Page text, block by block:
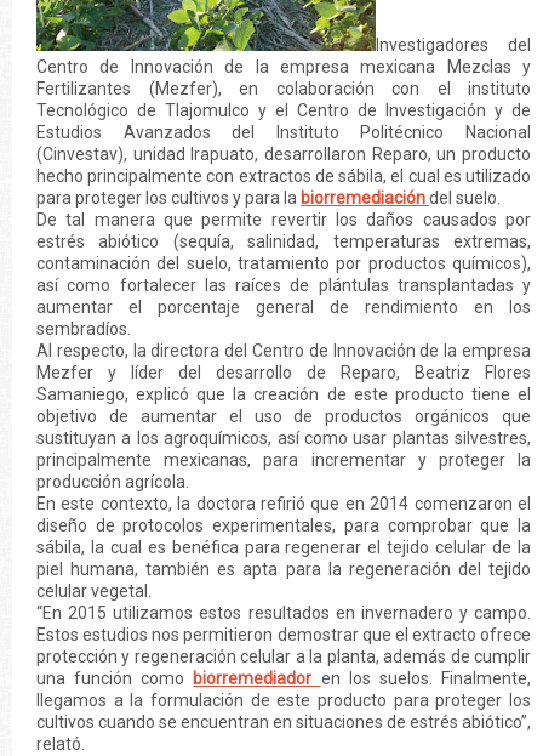
Investigadores del
Centro de Innovación de la empresa mexicana Mezclas y
Fertilizantes (Mezfer), en colaboración con el instituto
Tecnológico de Tlajomulco y el Centro de Investigación y de
Estudios Avanzados del Instituto Politécnico Nacional
(Cinvestav), unidad Irapuato, desarrollaron Reparo, un producto
hecho principalmente con extractos de sábila, el cual es utilizado
para proteger los cultivos y para la biorremediacióndel suelo.
De tal manera que permite revertir los daños causados por
estrés abiótico (sequía, salinidad, temperaturas extremas,
contaminación del suelo, tratamiento por productos químicos),
así como fortalecer las raíces de plántulas transplantadas y
aumentar el porcentaje general de rendimiento en los
sembradíos.
Al respecto, la directora del Centro de Innovación de la empresa
Mezfer y líder del desarrollo de Reparo, Beatriz Flores
Samaniego, explicó que la creación de este producto tiene el
objetivo de aumentar el uso de productos orgánicos que
sustituyan a los agroquímicos, así como usar plantas silvestres,
principalmente mexicanas, para incrementar y proteger la
producción agrícola.
En este contexto, la doctora refirió que en 2014 comenzaron el
diseño de protocolos experimentales, para comprobar que la
sábila, la cual es benéfica para regenerar el tejido celular de la
piel humana, también es apta para la regeneración del tejido
celular vegetal.
“En 2015 utilizamos estos resultados en invernadero y campo.
Estos estudios nos permitieron demostrar que el extracto ofrece
protección y regeneración celular a la planta, además de cumplir
una función como biorremediador en los suelos. Finalmente,
llegamos a la formulación de este producto para proteger los
cultivos cuando se encuentran en situaciones de estrés abiótico”,
relató.